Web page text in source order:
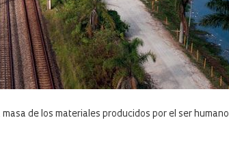
de los materiales producidos por el ser humano